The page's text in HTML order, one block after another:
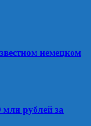
немецком
млн рублей за